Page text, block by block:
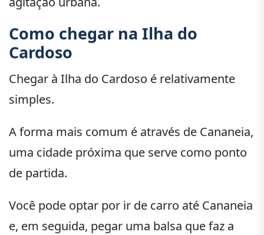
Como chegar na Ilha do
Cardoso
Chegar à Ilha do Cardoso é relativamente
simples.
A forma mais comum é através de Cananeia,
uma cidade próxima que serve como ponto
de partida.
Você pode optar por ir de carro até Cananeia
e, em seguida, pegar uma balsa que faz a